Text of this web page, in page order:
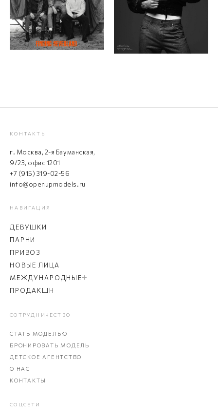
КОНТАКТЫ
г. Москва, 2-я Бауманская,
9/23, офис 1201
+7 (915) 319-02-56
info@openupmodels.ru
НАВИГАЦИЯ
ДЕВУШКИ
ПАРНИ
ПРИВОЗ
НОВЫЕ ЛИЦА
МЕЖДУНАРОДНЫЕ
ПРОДАКШН
СОТРУДНИЧЕСТВО
СТАТЬ МОДЕЛЬЮ
БРОНИРОВАТЬ МОДЕЛЬ
ДЕТСКОЕ АГЕНТСТВО
О НАС
КОНТАКТЫ
СОЦСЕТИ